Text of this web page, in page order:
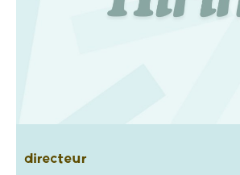
directeur